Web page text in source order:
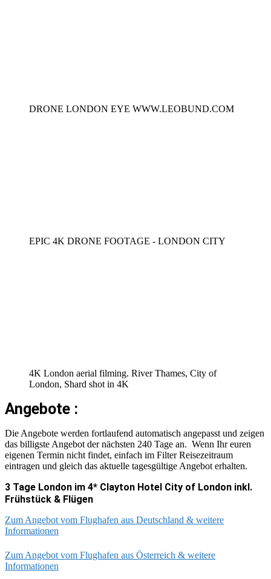
DRONE LONDON EYE WWW.LEOBUND.COM
EPIC 4K DRONE FOOTAGE - LONDON CITY
4K London aerial filming. River Thames, City of
London, Shard shot in 4K
Angebote :
Die Angebote werden fortlaufend automatisch angepasst und zeigen
das billigste Angebot der nächsten 240 Tage an. Wenn Ihr euren
eigenen Termin nicht findet, einfach im Filter Reisezeitraum
eintragen und gleich das aktuelle tagesgültige Angebot erhalten.
3 Tage London im 4* Clayton Hotel City of London inkl.
Frühstück & Flügen
Zum Angebot vom Flughafen aus Deutschland & weitere
Informationen
Zum Angebot vom Flughafen aus Österreich & weitere
Informationen